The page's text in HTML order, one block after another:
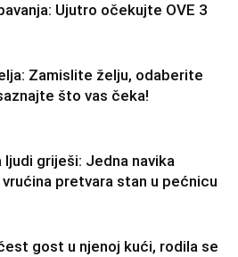
Ujutro očekujte OVE 3
Zamislite želju, odaberite
što vas čeka!
ljudi griješi: Jedna navika
pretvara stan u pećnicu
gost u njenoj kući, rodila se